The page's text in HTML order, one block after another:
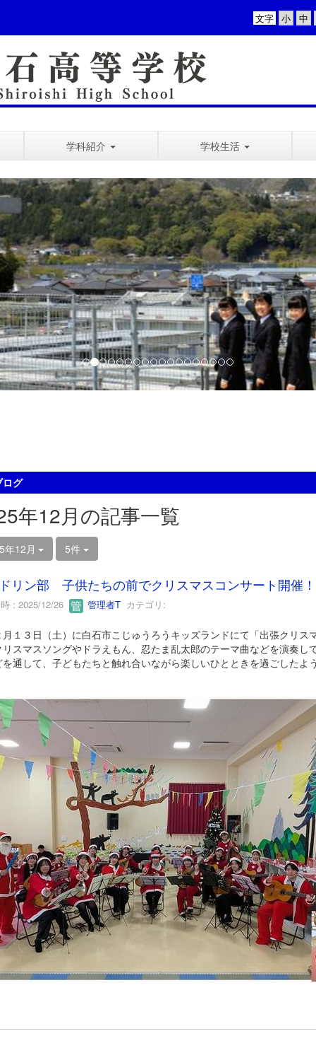
文字
学科紹介 学校生活
グ
年12月の記事一覧
年12月 5件
リン部 子供たちの前でクリスマスコンサート開催！
: 2025/12/26 管理者Tカテゴリ:
１３日（土）に白石市こじゅうろうキッズランドにて「出張クリス
スマスソングやドラえもん、忍たま乱太郎のテーマ曲などを演奏
通して、子どもたちと触れ合いながら楽しいひとときを過ごしたよ